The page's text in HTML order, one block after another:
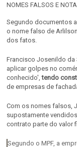
NOMES FALSOS E
Segundo documentos
o nome falso de
dos fatos.
Francisco Josenildo
aplicar golpes no
conhecido',tendo
de empresas de
Com os nomes falsos,
supostamente
contrato parte do valor
Segundo o MPF, a